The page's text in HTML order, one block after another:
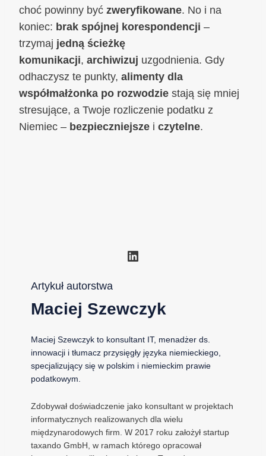
choć powinny być zweryfikowane. No i na
koniec: brak spójnej korespondencji –
trzymaj jedną ścieżkę
komunikacji, archiwizuj uzgodnienia. Gdy
odhaczysz te punkty, alimenty dla
współmałżonka po rozwodzie stają się mniej
stresujące, a Twoje rozliczenie podatku z
Niemiec – bezpieczniejsze i czytelne.
LinkedIn
Artykuł autorstwa
Maciej Szewczyk
Maciej Szewczyk to konsultant IT, menadżer ds.
innowacji i tłumacz przysięgły języka niemieckiego,
specjalizujący się w polskim i niemieckim prawie
podatkowym.
Zdobywał doświadczenie jako konsultant w projektach
informatycznych realizowanych dla wielu
międzynarodowych firm. W 2017 roku założył startup
taxando GmbH, w ramach którego opracował